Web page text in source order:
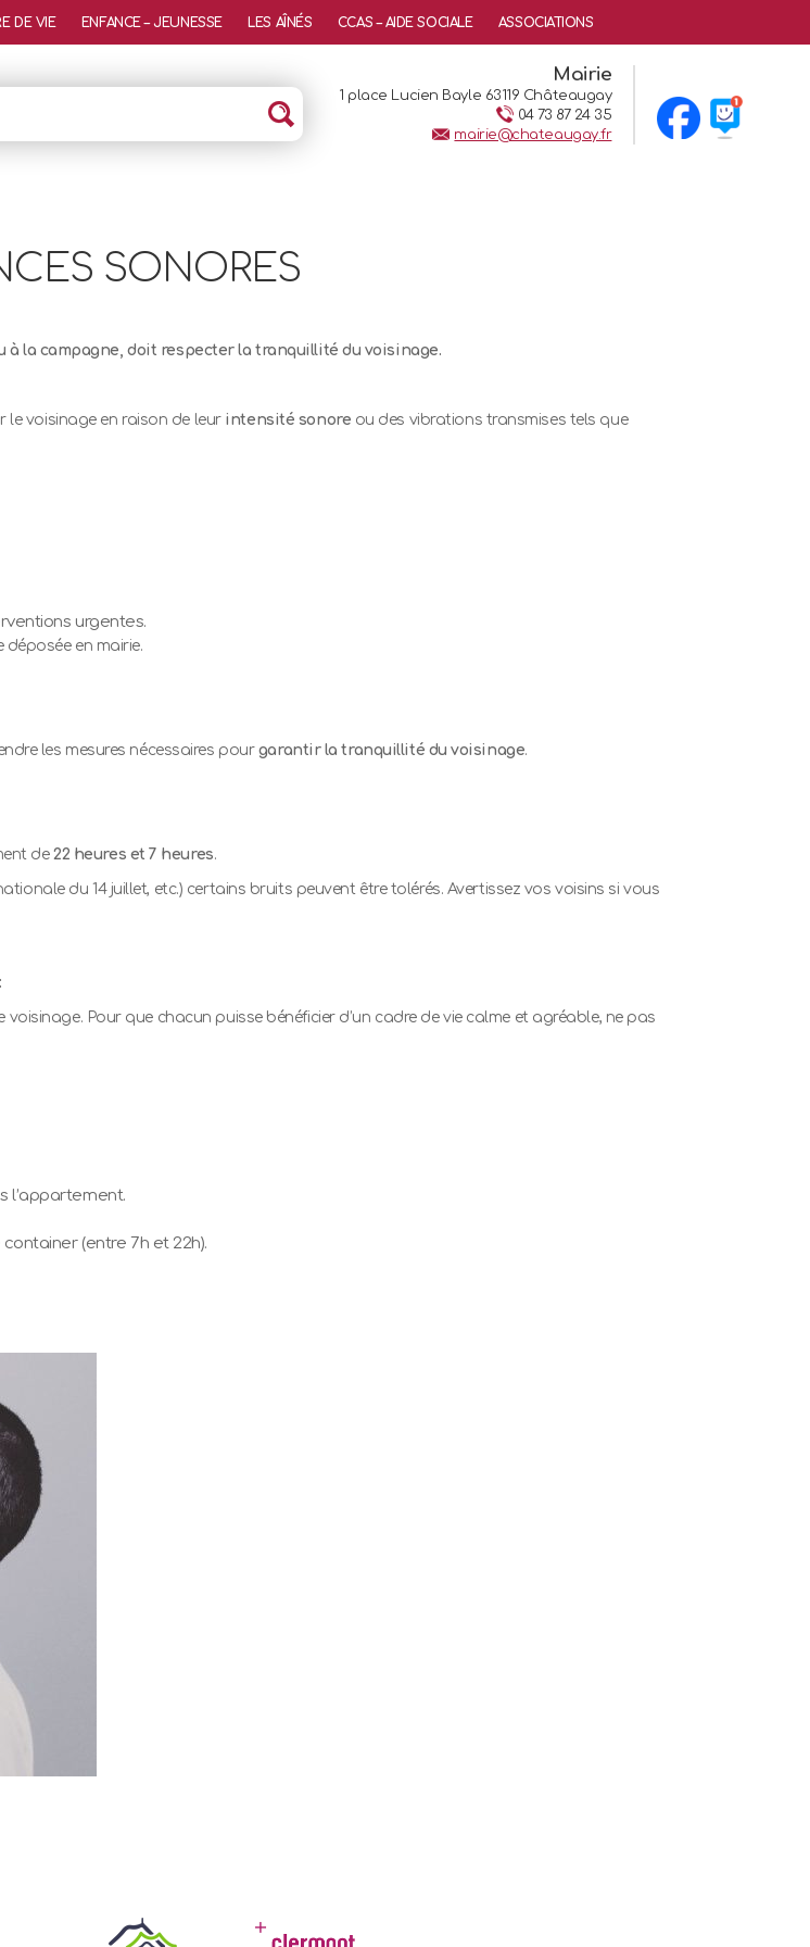
Mairie
1 place Lucien Bayle 63119 Châteaugay
04 73 87 24 35
mairie@chateaugay.fr
DE VIE ENFANCE – JEUNESSE LES AÎNÉS CCAS – AIDE SOCIALE ASSOCIATIONS
SONORES
la campagne, doit respecter la tranquillité du voisinage.
le voisinage en raison de leur intensité sonore ou des vibrations transmises tels que
urgentes.
en mairie.
les mesures nécessaires pourgarantir la tranquillité du voisinage.
de22 heures et 7 heures.
du 14 juillet, etc.) certains bruits peuvent être tolérés. Avertissez vos voisins si vous
Pour que chacun puisse bénéficier d’un cadre de vie calme et agréable, ne pas
l’appartement.
(entre 7h et 22h).